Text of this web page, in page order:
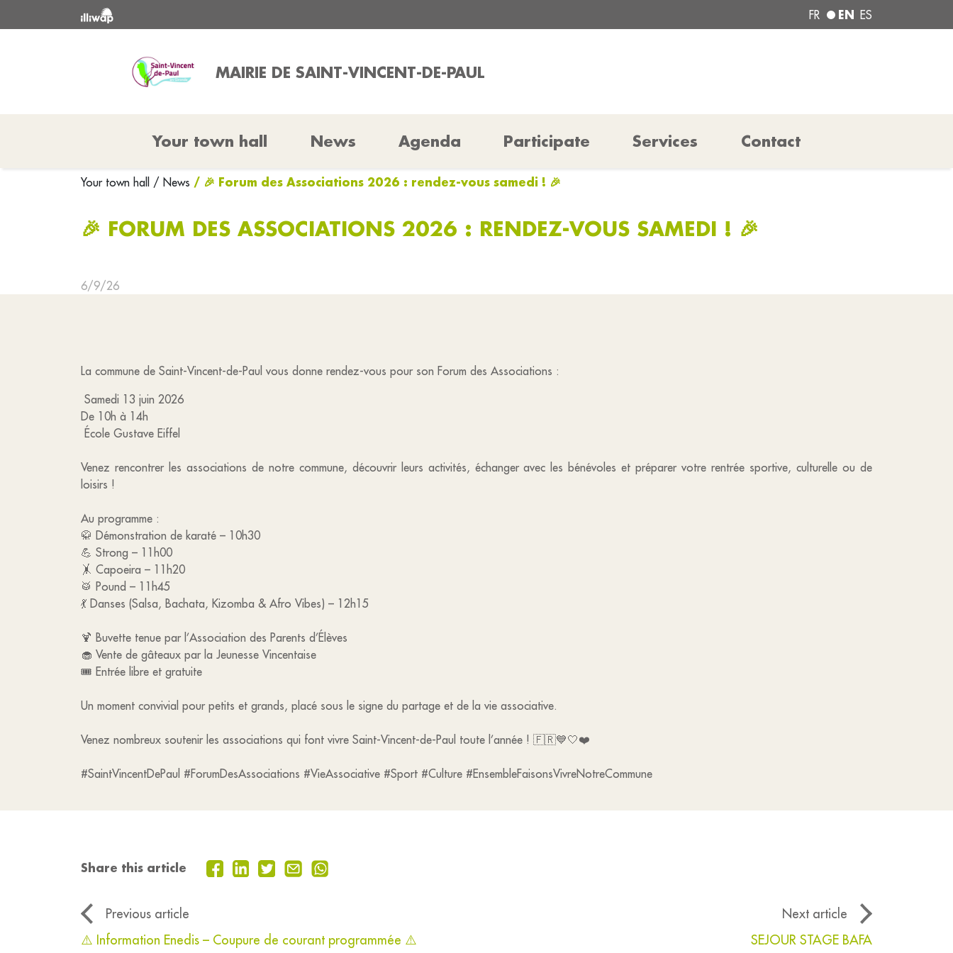
FR EN ES
MAIRIE DE SAINT-VINCENT-DE-PAUL
Your town hall News Agenda Participate Services Contact
Your town hall / News / 🎉 Forum des Associations 2026 : rendez-vous samedi ! 🎉
🎉 FORUM DES ASSOCIATIONS 2026 : RENDEZ-VOUS SAMEDI ! 🎉
6/9/26
La commune de Saint-Vincent-de-Paul vous donne rendez-vous pour son Forum des Associations :
Samedi 13 juin 2026
De 10h à 14h
École Gustave Eiffel
Venez rencontrer les associations de notre commune, découvrir leurs activités, échanger avec les bénévoles et préparer votre rentrée sportive, culturelle ou de
loisirs !
Au programme :
🥋 Démonstration de karaté – 10h30
💪 Strong – 11h00
🤸 Capoeira – 11h20
🥁 Pound – 11h45
💃 Danses (Salsa, Bachata, Kizomba & Afro Vibes) – 12h15
🍹 Buvette tenue par l’Association des Parents d’Élèves
🧁 Vente de gâteaux par la Jeunesse Vincentaise
🎟️ Entrée libre et gratuite
Un moment convivial pour petits et grands, placé sous le signe du partage et de la vie associative.
Venez nombreux soutenir les associations qui font vivre Saint-Vincent-de-Paul toute l’année ! 🇫🇷💙🤍❤️
#SaintVincentDePaul #ForumDesAssociations #VieAssociative #Sport #Culture #EnsembleFaisonsVivreNotreCommune
Share this article
Previous article
Next article
⚠️ Information Enedis – Coupure de courant programmée ⚠️
SEJOUR STAGE BAFA